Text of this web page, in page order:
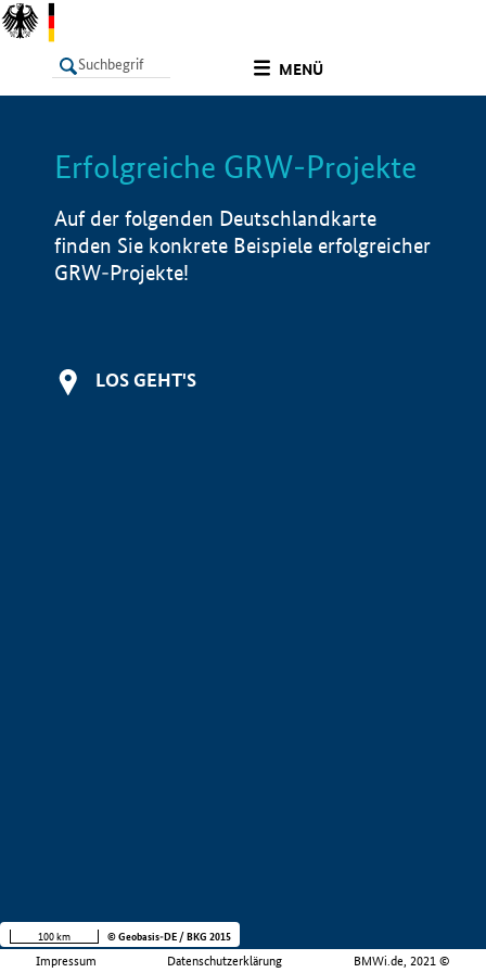
MENÜ
LISTE Info
Erfolgreiche GRW-Projekte
Auf der folgenden Deutschlandkarte
finden Sie konkrete Beispiele erfolgreicher
GRW-Projekte!
LOS GEHT'S
Impressum Datenschutzerklärung BMWi.de, 2021 ©
100 km © Geobasis-DE / BKG 2015